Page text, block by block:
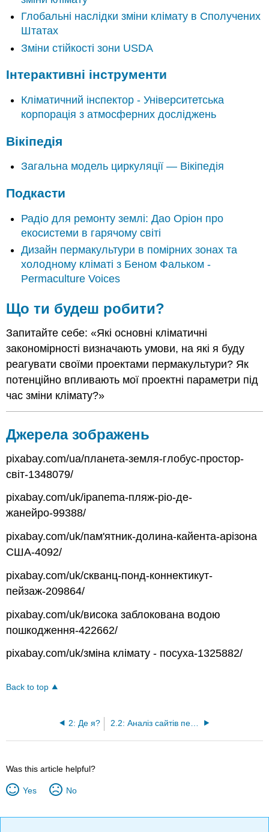
Глобальні наслідки зміни клімату в Сполучених
Штатах
Зміни стійкості зони USDA
Інтерактивні інструменти
Кліматичний інспектор - Університетська
корпорація з атмосферних досліджень
Вікіпедія
Загальна модель циркуляції — Вікіпедія
Подкасти
Радіо для ремонту землі: Дао Оріон про
екосистеми в гарячому світі
Дизайн пермакультури в помірних зонах та
холодному кліматі з Беном Фальком -
Permaculture Voices
Що ти будеш робити?
Запитайте себе: «Які основні кліматичні
закономірності визначають умови, на які я буду
реагувати своїми проектами пермакультури? Як
потенційно впливають мої проектні параметри під
час зміни клімату?»
Джерела зображень
pixabay.com/ua/планета-земля-глобус-простор-
світ-1348079/
pixabay.com/uk/ipanema-пляж-ріо-де-
жанейро-99388/
pixabay.com/uk/пам'ятник-долина-кайента-арізона
США-4092/
pixabay.com/uk/скванц-понд-коннектикут-
пейзаж-209864/
pixabay.com/uk/висока заблокована водою
пошкодження-422662/
pixabay.com/uk/зміна клімату - посуха-1325882/
Back to top
2: Де я? 2.2: Аналіз сайтів пермакультури - від макро до мікро
Was this article helpful?
Yes No